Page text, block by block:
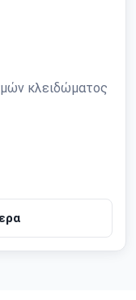
κλειδώματος